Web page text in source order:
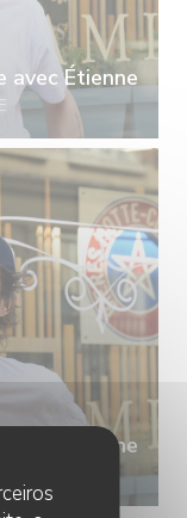
Étienne
avec Étienne